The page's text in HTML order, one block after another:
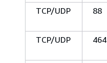
TCP/UDP
88
TCP/UDP
464